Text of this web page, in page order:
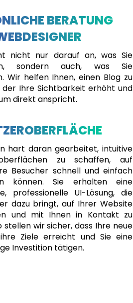
BERATUNG
nicht nur darauf an, was Sie
sondern auch, was Sie
Wir helfen Ihnen, einen Blog zu
der Ihre Sichtbarkeit erhöht und
direkt anspricht.
hart daran gearbeitet, intuitive
zu schaffen, auf
Besucher schnell und einfach
können. Sie erhalten eine
professionelle UI-Lösung, die
dazu bringt, auf Ihrer Website
und mit Ihnen in Kontakt zu
stellen wir sicher, dass Ihre neue
Ziele erreicht und Sie eine
Investition tätigen.